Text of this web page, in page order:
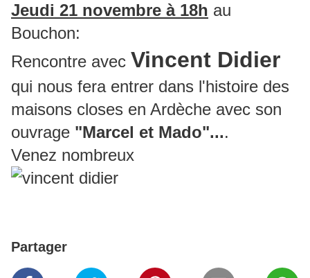
Jeudi 21 novembre à 18h au
Bouchon:
Rencontre avec Vincent Didier
qui nous fera entrer dans l'histoire des
maisons closes en Ardèche avec son
ouvrage "Marcel et Mado"....
Venez nombreux
Partager